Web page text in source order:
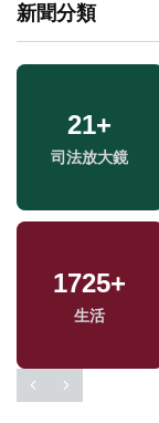
新聞分類
21+
司法放大鏡
1725+
生活